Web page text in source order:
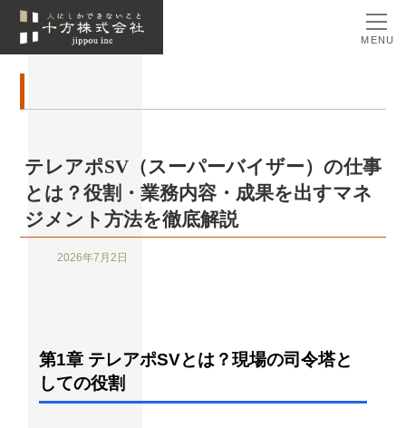
MENU
テレアポSV（スーパーバイザー）の仕事
とは？役割・業務内容・成果を出すマネ
ジメント方法を徹底解説
2026年7月2日
第1章 テレアポSVとは？現場の司令塔と
しての役割